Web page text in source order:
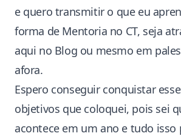
e quero transmitir o que eu
forma de Mentoria no CT, seja
aqui no Blog ou mesmo em
afora.
Espero conseguir conquistar
objetivos que coloquei, pois sei
acontece em um ano e tudo isso